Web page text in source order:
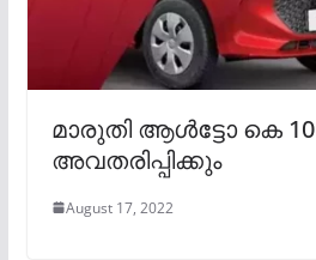
മാരുതി ആൾട്ടോ കെ
അവതരിപ്പിക്കും
August 17, 2022